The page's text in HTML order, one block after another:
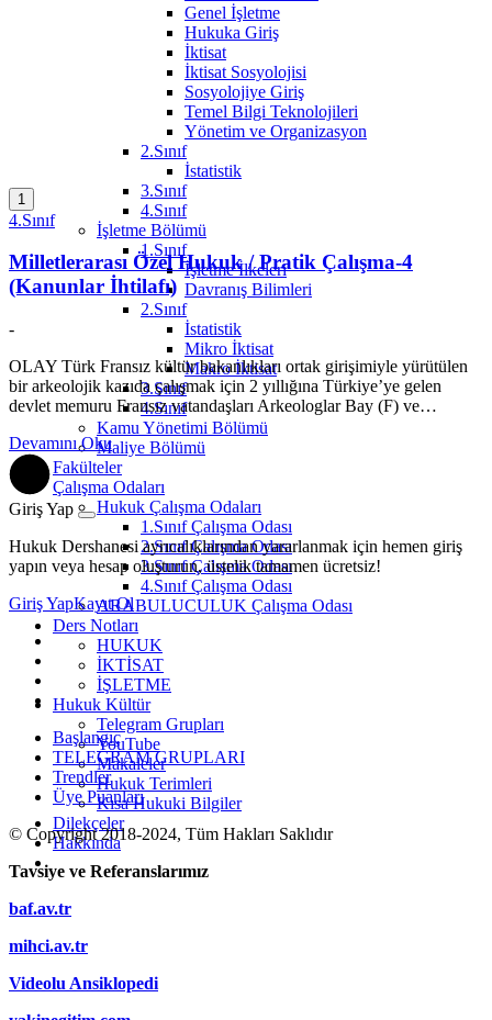
Genel İşletme
Hukuka Giriş
İktisat
İktisat Sosyolojisi
Sosyolojiye Giriş
Temel Bilgi Teknolojileri
Yönetim ve Organizasyon
2.Sınıf
İstatistik
3.Sınıf
4.Sınıf
İşletme Bölümü
1.Sınıf
İşletme İlkeleri
Davranış Bilimleri
2.Sınıf
İstatistik
Mikro İktisat
Makro İktisat
3.Sınıf
4.Sınıf
Kamu Yönetimi Bölümü
Maliye Bölümü
Fakülteler
Çalışma Odaları
Hukuk Çalışma Odaları
1.Sınıf Çalışma Odası
2.Sınıf Çalışma Odası
3.Sınıf Çalışma Odası
4.Sınıf Çalışma Odası
ARABULUCULUK Çalışma Odası
Ders Notları
HUKUK
İKTİSAT
İŞLETME
Hukuk Kültür
Telegram Grupları
YouTube
Makaleler
Hukuk Terimleri
Kısa Hukuki Bilgiler
Dilekçeler
Hakkında
1
4.Sınıf
Milletlerarası Özel Hukuk / Pratik Çalışma-4
(Kanunlar İhtilafı)
-
OLAY Türk Fransız kültür bakanlıkları ortak girişimiyle yürütülen
bir arkeolojik kazıda çalışmak için 2 yıllığına Türkiye’ye gelen
devlet memuru Fransız vatandaşları Arkeologlar Bay (F) ve…
Devamını Oku
Giriş Yap
Hukuk Dershanesi ayrıcalıklarından yararlanmak için hemen giriş
yapın veya hesap oluşturun, üstelik tamamen ücretsiz!
Giriş YapKayıt Ol
Başlangıç
TELEGRAM GRUPLARI
Trendler
Üye Puanları
© Copyright 2018-2024, Tüm Hakları Saklıdır
Tavsiye ve Referanslarımız
baf.av.tr
mihci.av.tr
Videolu Ansiklopedi